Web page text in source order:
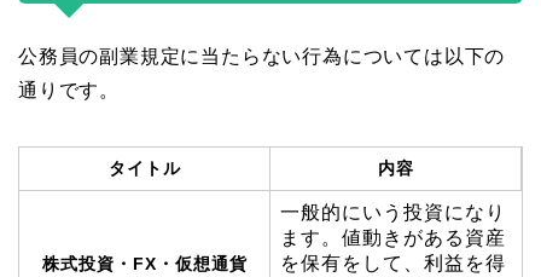
公務員の副業規定に当たらない行為については以下の
通りです。
タイトル 内容
株式投資・FX・仮想通貨
一般的にいう投資になり
ます。値動きがある資産
を保有をして、利益を得